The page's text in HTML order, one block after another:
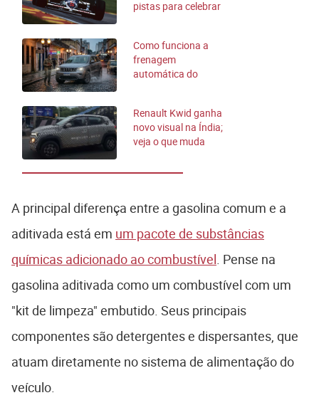
pistas para celebrar
Como funciona a
frenagem
automática do
Renault Kwid ganha
novo visual na Índia;
veja o que muda
A principal diferença entre a gasolina comum e a
aditivada está em um pacote de substâncias
químicas adicionado ao combustível. Pense na
gasolina aditivada como um combustível com um
"kit de limpeza" embutido. Seus principais
componentes são detergentes e dispersantes, que
atuam diretamente no sistema de alimentação do
veículo.